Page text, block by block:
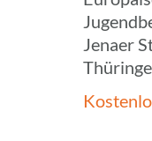
Jenaer